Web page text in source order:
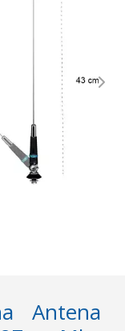
Next
Antena